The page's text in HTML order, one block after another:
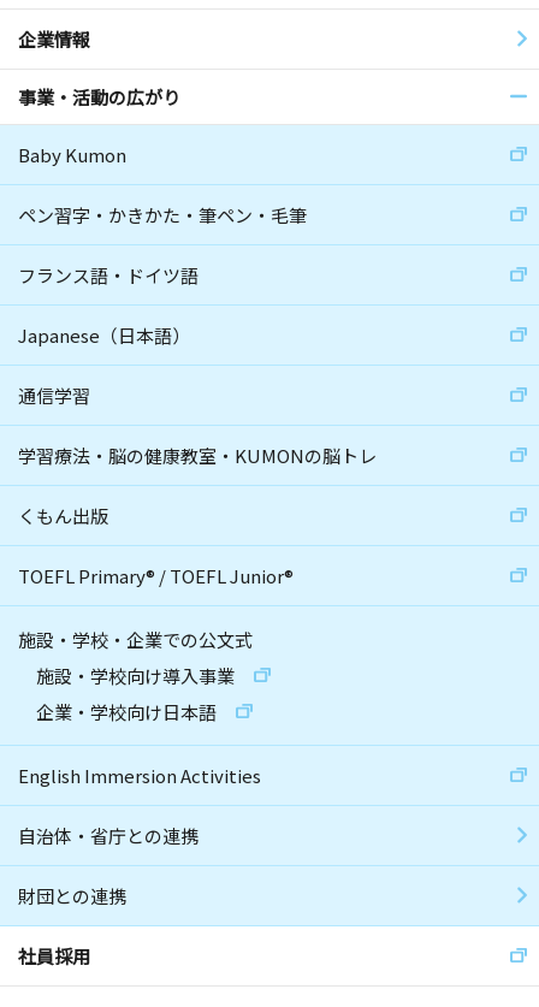
企業情報
事業・活動の広がり
Baby Kumon
ペン習字・かきかた・筆ペン・毛筆
フランス語・ドイツ語
Japanese（日本語）
通信学習
学習療法・脳の健康教室・KUMONの脳トレ
くもん出版
TOEFL Primary® /TOEFL Junior®
施設・学校・企業での公文式
施設・学校向け導入事業
企業・学校向け日本語
English Immersion Activities
自治体・省庁との連携
財団との連携
社員採用